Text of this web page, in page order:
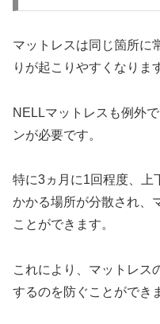
マットレスは同じ箇所に
りが起こりやすくなりま
NELLマットレスも例外
ンが必要です。
特に3ヵ月に1回程度、上
かかる場所が分散され、
ことができます。
これにより、マットレス
するのを防ぐことができ